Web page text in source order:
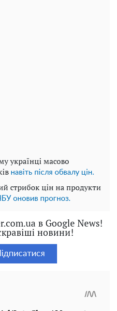
українці масово
навіть після обвалу цін.
стрибок цін на продукти
оновив прогноз.
в Google News!
новини!
Підписатися